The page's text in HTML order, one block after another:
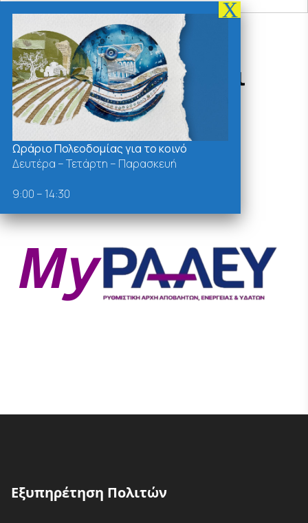
Δράσεις - Χρήσιμοι
Σύνδεσμοι
Εξυπηρέτηση Πολιτών
Ωράριο Πολεοδομίας για το κοινό
Δευτέρα – Τετάρτη – Παρασκευή
9:00 – 14:30